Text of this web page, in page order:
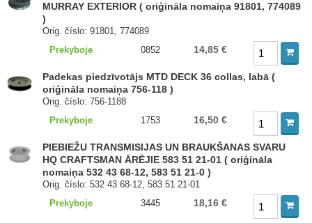
MURRAY EXTERIOR ( oriģināla nomaiņa 91801, 774089
)
Orig. číslo: 91801, 774089
Prekyboje
0852 14,85 €
Padekas piedzīvotājs MTD DECK 36 collas, labā (
oriģināla nomaiņa 756-118 )
Orig. číslo: 756-1188
Prekyboje
1753 16,50 €
PIEBIEŽU TRANSMISIJAS UN BRAUKŠANAS SVARU
HQ CRAFTSMAN ĀRĒJIE 583 51 21-01 ( oriģināla
nomaiņa 532 43 68-12, 583 51 21-0 )
Orig. číslo: 532 43 68-12, 583 51 21-01
Prekyboje
3445 18,16 €